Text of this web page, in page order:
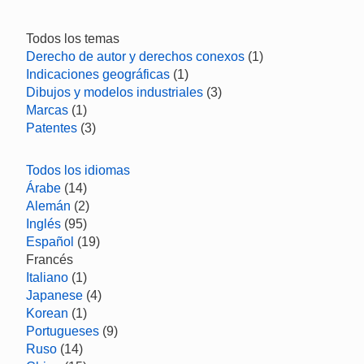
Todos los temas
Derecho de autor y derechos conexos (1)
Indicaciones geográficas (1)
Dibujos y modelos industriales (3)
Marcas (1)
Patentes (3)
Todos los idiomas
Árabe (14)
Alemán (2)
Inglés (95)
Español (19)
Francés
Italiano (1)
Japanese (4)
Korean (1)
Portugueses (9)
Ruso (14)